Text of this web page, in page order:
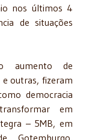
nos últimos 4
de situações
aumento de
e outras, fizeram
democracia
em
– 5MB, em
Gotemburgo,